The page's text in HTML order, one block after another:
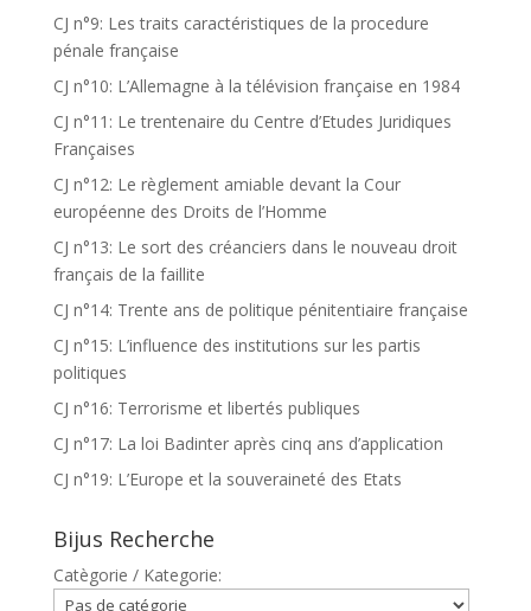
CJ n°9: Les traits caractéristiques de la procedure
pénale française
CJ n°10: L’Allemagne à la télévision française en 1984
CJ n°11: Le trentenaire du Centre d’Etudes Juridiques
Françaises
CJ n°12: Le règlement amiable devant la Cour
européenne des Droits de l’Homme
CJ n°13: Le sort des créanciers dans le nouveau droit
français de la faillite
CJ n°14: Trente ans de politique pénitentiaire française
CJ n°15: L’influence des institutions sur les partis
politiques
CJ n°16: Terrorisme et libertés publiques
CJ n°17: La loi Badinter après cinq ans d’application
CJ n°19: L’Europe et la souveraineté des Etats
Bijus Recherche
Catègorie / Kategorie: